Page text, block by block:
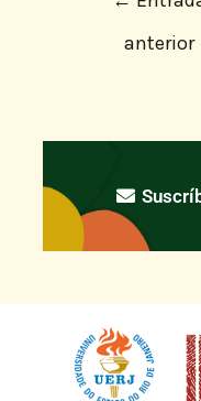
anterior